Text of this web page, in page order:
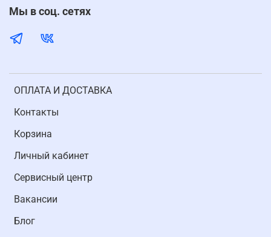
ОПЛАТА И ДОСТАВКА
Контакты
Корзина
Личный кабинет
Cервисный центр
Вакансии
Блог
Мы в соц. сетях